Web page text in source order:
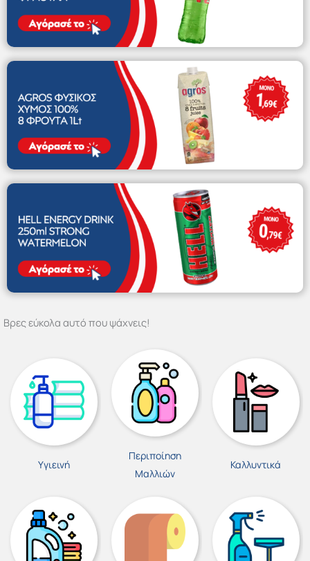
Βρες εύκολα αυτό που ψάχνεις!
Υγιεινή
Περιποίηση
Μαλλιών
Καλλυντικά